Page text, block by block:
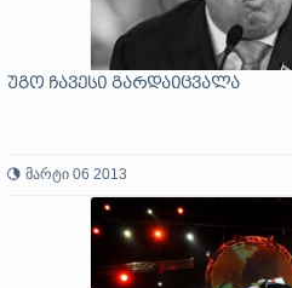
უგო ჩავესი გარდაიცვალა
მარტი 06 2013